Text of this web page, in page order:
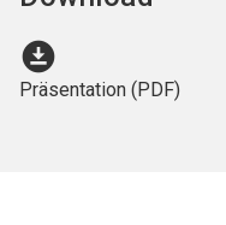
download_for_offline
Präsentation (PDF)